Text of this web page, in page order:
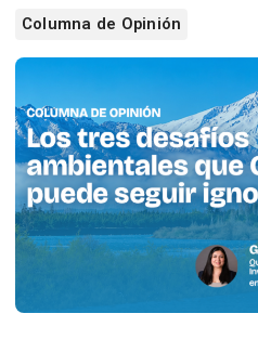
Columna de Opinión